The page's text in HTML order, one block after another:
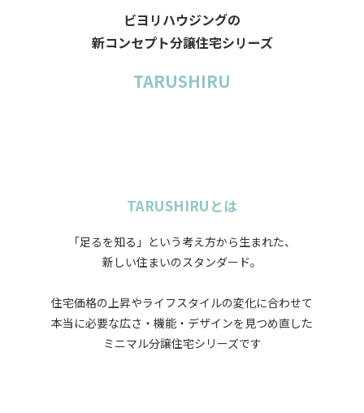
ビヨリハウジングの
新コンセプト分譲住宅シリーズ
TARUSHIRU
TARUSHIRUとは
「足るを知る」という考え方から生まれた、
新しい住まいのスタンダード。
住宅価格の上昇やライフスタイルの変化に合わせて
本当に必要な広さ・機能・デザインを見つめ直した
ミニマル分譲住宅シリーズです